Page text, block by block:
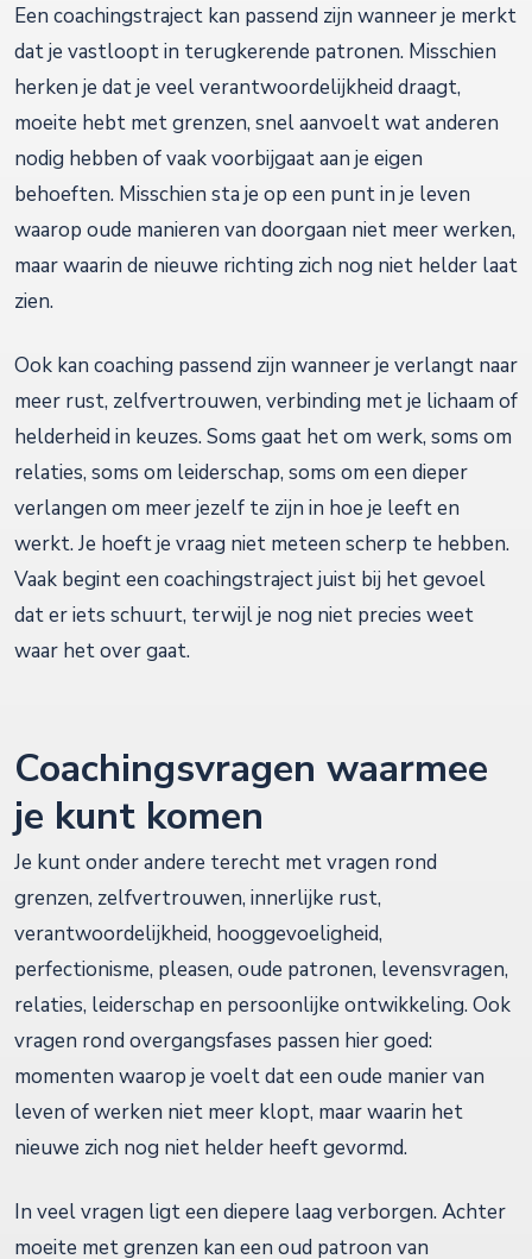
Een coachingstraject kan passend zijn wanneer je merkt
dat je vastloopt in terugkerende patronen. Misschien
herken je dat je veel verantwoordelijkheid draagt,
moeite hebt met grenzen, snel aanvoelt wat anderen
nodig hebben of vaak voorbijgaat aan je eigen
behoeften. Misschien sta je op een punt in je leven
waarop oude manieren van doorgaan niet meer werken,
maar waarin de nieuwe richting zich nog niet helder laat
zien.
Ook kan coaching passend zijn wanneer je verlangt naar
meer rust, zelfvertrouwen, verbinding met je lichaam of
helderheid in keuzes. Soms gaat het om werk, soms om
relaties, soms om leiderschap, soms om een dieper
verlangen om meer jezelf te zijn in hoe je leeft en
werkt. Je hoeft je vraag niet meteen scherp te hebben.
Vaak begint een coachingstraject juist bij het gevoel
dat er iets schuurt, terwijl je nog niet precies weet
waar het over gaat.
Coachingsvragen waarmee
je kunt komen
Je kunt onder andere terecht met vragen rond
grenzen, zelfvertrouwen, innerlijke rust,
verantwoordelijkheid, hooggevoeligheid,
perfectionisme, pleasen, oude patronen, levensvragen,
relaties, leiderschap en persoonlijke ontwikkeling. Ook
vragen rond overgangsfases passen hier goed:
momenten waarop je voelt dat een oude manier van
leven of werken niet meer klopt, maar waarin het
nieuwe zich nog niet helder heeft gevormd.
In veel vragen ligt een diepere laag verborgen. Achter
moeite met grenzen kan een oud patroon van